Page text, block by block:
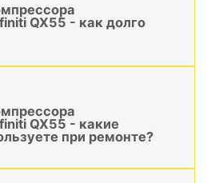
QX55 - как долго
QX55 - какие
при ремонте?